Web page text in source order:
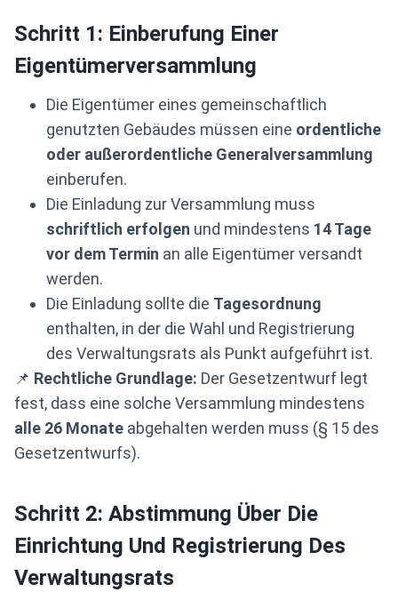
Schritt 1: Einberufung Einer
Eigentümerversammlung
Die Eigentümer eines gemeinschaftlich
genutzten Gebäudes müssen eine ordentliche
oder außerordentliche Generalversammlung
einberufen.
Die Einladung zur Versammlung muss
schriftlich erfolgen und mindestens 14 Tage
vor dem Termin an alle Eigentümer versandt
werden.
Die Einladung sollte die Tagesordnung
enthalten, in der die Wahl und Registrierung
des Verwaltungsrats als Punkt aufgeführt ist.
📌 Rechtliche Grundlage: Der Gesetzentwurf legt
fest, dass eine solche Versammlung mindestens
alle 26 Monate abgehalten werden muss (§ 15 des
Gesetzentwurfs).
Schritt 2: Abstimmung Über Die
Einrichtung Und Registrierung Des
Verwaltungsrats